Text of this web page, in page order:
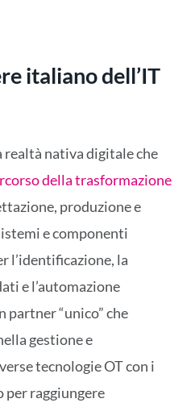
italiano dell’IT
realtà nativa digitale che
della trasformazione
produzione e
e componenti
l’identificazione, la
e l’automazione
partner “unico” che
gestione e
tecnologie OT con i
raggiungere